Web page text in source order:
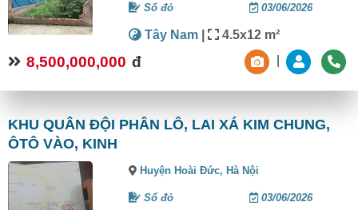
Sổ đỏ 03/06/2026
Tây Nam | 4.5x12 m²
8,500,000,000 đ
KHU QUÂN ĐỘI PHÂN LÔ, LAI XÁ KIM CHUNG,
ÔTÔ VÀO, KINH
Huyện Hoài Đức,Hà Nội
Sổ đỏ 03/06/2026